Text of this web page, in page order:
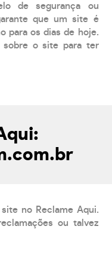
de segurança ou
que um site é
para os dias de hoje.
sobre o site para ter
no Reclame Aqui.
ou talvez